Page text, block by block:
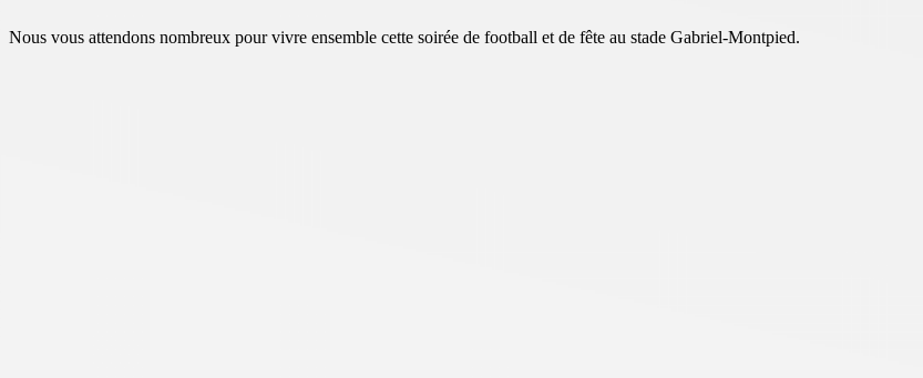
Nous vous attendons nombreux pour vivre ensemble cette soirée de football et de fête au stade Gabriel-Montpied.